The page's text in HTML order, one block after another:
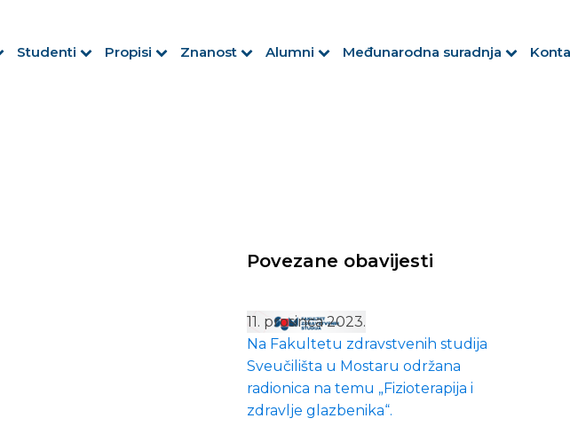
Studenti Propisi Znanost Alumni Međunarodna suradnja
Povezane obavijesti
11. prosinca 2023.
Na Fakultetu zdravstvenih studija
Sveučilišta u Mostaru održana
radionica na temu „Fizioterapija i
zdravlje glazbenika“.